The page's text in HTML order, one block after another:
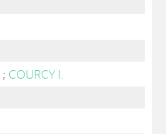
; COURCY I.